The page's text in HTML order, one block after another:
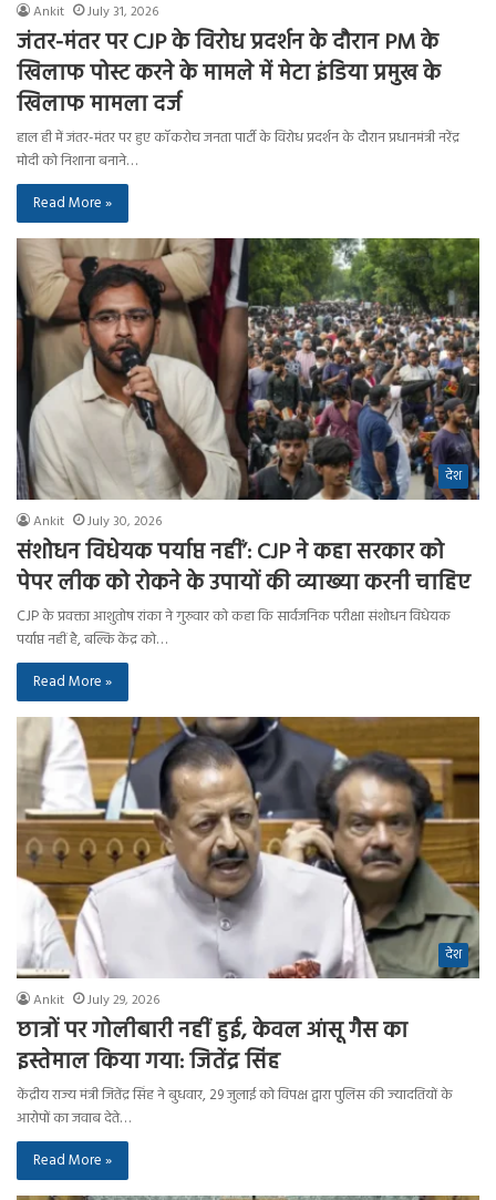
Ankit July 31, 2026
जंतर-मंतर पर CJP के विरोध प्रदर्शन के दौरान PM के
खिलाफ पोस्ट करने के मामले में मेटा इंडिया प्रमुख के
खिलाफ मामला दर्ज
हाल ही में जंतर-मंतर पर हुए कॉकरोच जनता पार्टी के विरोध प्रदर्शन के दौरान प्रधानमंत्री नरेंद्र
मोदी को निशाना बनाने…
Read More »
देश
Ankit July 30, 2026
संशोधन विधेयक पर्याप्त नहीं’: CJP ने कहा सरकार को
पेपर लीक को रोकने के उपायों की व्याख्या करनी चाहिए
CJP के प्रवक्ता आशुतोष रांका ने गुरुवार को कहा कि सार्वजनिक परीक्षा संशोधन विधेयक
पर्याप्त नहीं है, बल्कि केंद्र को…
Read More »
देश
Ankit July 29, 2026
छात्रों पर गोलीबारी नहीं हुई, केवल आंसू गैस का
इस्तेमाल किया गया: जितेंद्र सिंह
केंद्रीय राज्य मंत्री जितेंद्र सिंह ने बुधवार, 29 जुलाई को विपक्ष द्वारा पुलिस की ज्यादतियों के
आरोपों का जवाब देते…
Read More »